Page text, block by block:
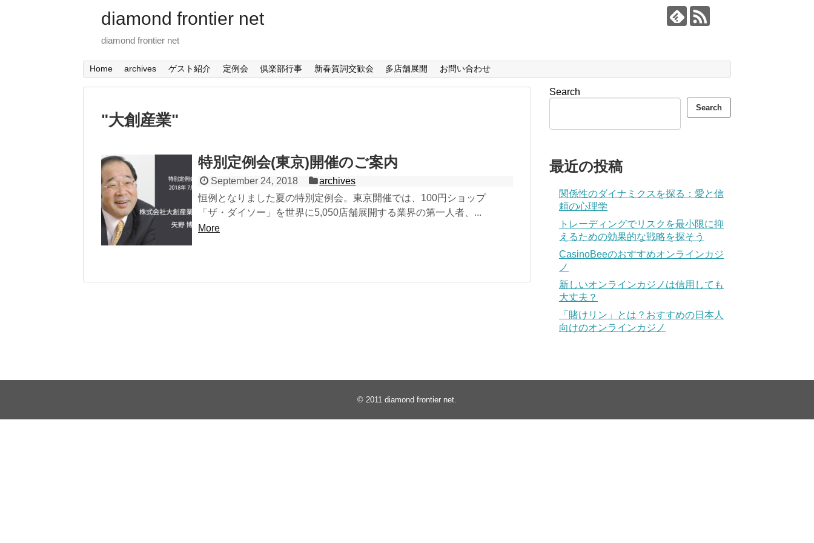
diamond frontier net
diamond frontier net
Home archives ゲスト紹介 定例会 倶楽部行事 新春賀詞交歓会 多店舗展開 お問い合わせ
"大創産業"
特別定例会(東京)開催のご案内
September 24, 2018
archives
恒例となりました夏の特別定例会。東京開催では、100円ショップ
「ザ・ダイソー」を世界に5,050店舗展開する業界の第一人者、...
More
Search
Search
最近の投稿
関係性のダイナミクスを探る：愛と信
頼の心理学
トレーディングでリスクを最小限に抑
えるための効果的な戦略を探そう
CasinoBeeのおすすめオンラインカジ
ノ
新しいオンラインカジノは信用しても
大丈夫？
「賭けリン」とは？おすすめの日本人
向けのオンラインカジノ
© 2011 diamond frontier net.